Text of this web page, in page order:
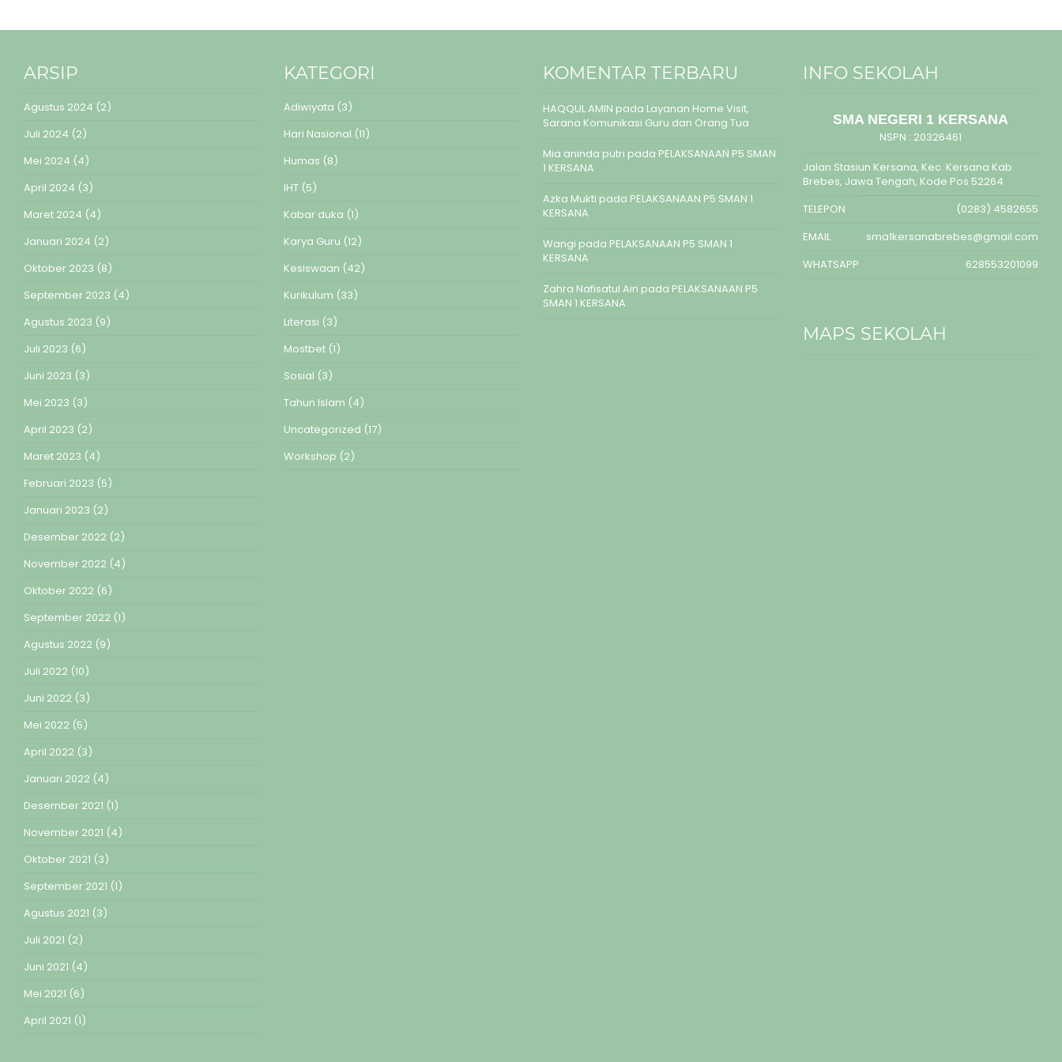
ARSIP
Agustus 2024 (2)
Juli 2024 (2)
Mei 2024 (4)
April 2024 (3)
Maret 2024 (4)
Januari 2024 (2)
Oktober 2023 (8)
September 2023 (4)
Agustus 2023 (9)
Juli 2023 (6)
Juni 2023 (3)
Mei 2023 (3)
April 2023 (2)
Maret 2023 (4)
Februari 2023 (5)
Januari 2023 (2)
Desember 2022 (2)
November 2022 (4)
Oktober 2022 (6)
September 2022 (1)
Agustus 2022 (9)
Juli 2022 (10)
Juni 2022 (3)
Mei 2022 (5)
April 2022 (3)
Januari 2022 (4)
Desember 2021 (1)
November 2021 (4)
Oktober 2021 (3)
September 2021 (1)
Agustus 2021 (3)
Juli 2021 (2)
Juni 2021 (4)
Mei 2021 (6)
April 2021 (1)
KATEGORI
Adiwiyata (3)
Hari Nasional (11)
Humas (8)
IHT(5)
Kabar duka (1)
Karya Guru (12)
Kesiswaan (42)
Kurikulum (33)
Literasi (3)
Mostbet(1)
Sosial (3)
Tahun Islam (4)
Uncategorized (17)
Workshop (2)
KOMENTAR TERBARU
HAQQUL AMIN pada Layanan Home Visit,
Sarana Komunikasi Guru dan Orang Tua
Mia aninda putri pada PELAKSANAAN P5 SMAN
1 KERSANA
Azka Mukti pada PELAKSANAAN P5 SMAN 1
KERSANA
Wangi pada PELAKSANAAN P5 SMAN 1
KERSANA
Zahra Nafisatul Ain pada PELAKSANAAN P5
SMAN 1 KERSANA
INFO SEKOLAH
SMA NEGERI 1 KERSANA
NSPN : 20326461
Jalan Stasiun Kersana, Kec. Kersana Kab.
Brebes, Jawa Tengah, Kode Pos 52264
TELEPON
(0283) 4582655
EMAIL
sma1kersanabrebes@gmail.com
WHATSAPP
628553201099
MAPS SEKOLAH